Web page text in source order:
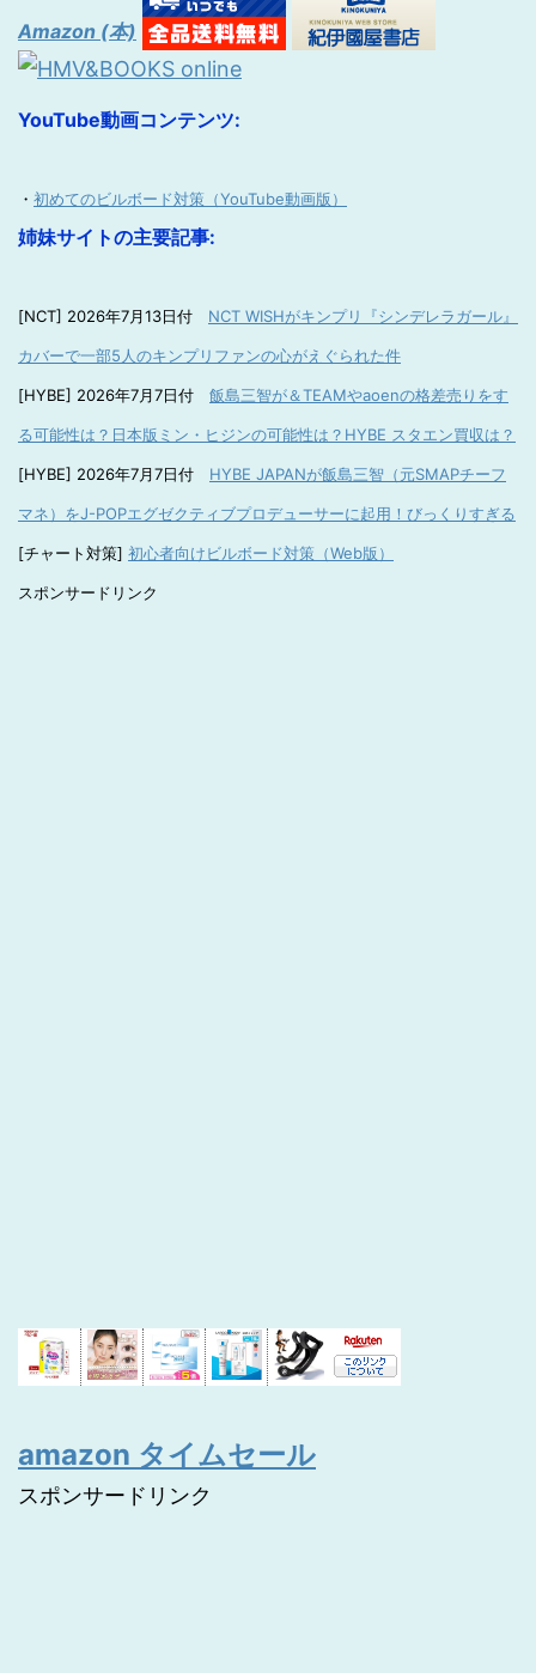
Amazon (本)
YouTube動画コンテンツ:
・ 初めてのビルボード対策（YouTube動画版）
姉妹サイトの主要記事:
[NCT] 2026年7月13日付 NCT WISHがキンプリ『シンデレラガール』
カバーで一部5人のキンプリファンの心がえぐられた件
[HYBE] 2026年7月7日付 飯島三智が＆TEAMやaoenの格差売りをす
る可能性は？日本版ミン・ヒジンの可能性は？HYBE スタエン買収は？
[HYBE] 2026年7月7日付 HYBE JAPANが飯島三智（元SMAPチーフ
マネ）をJ-POPエグゼクティブプロデューサーに起用！びっくりすぎる
[チャート対策] 初心者向けビルボード対策（Web版）
スポンサードリンク
amazon タイムセール
スポンサードリンク